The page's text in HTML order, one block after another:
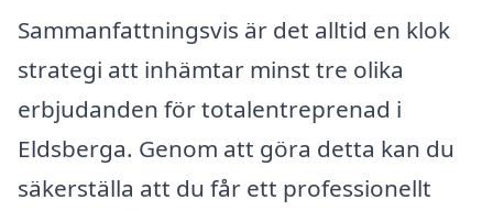
Sammanfattningsvis är det alltid en klok
strategi att inhämtar minst tre olika
erbjudanden för totalentreprenad i
Eldsberga. Genom att göra detta kan du
säkerställa att du får ett professionellt